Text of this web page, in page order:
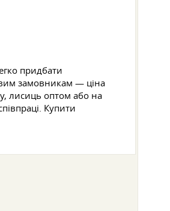
придбати
замовникам — ціна
лисиць оптом або на
Купити